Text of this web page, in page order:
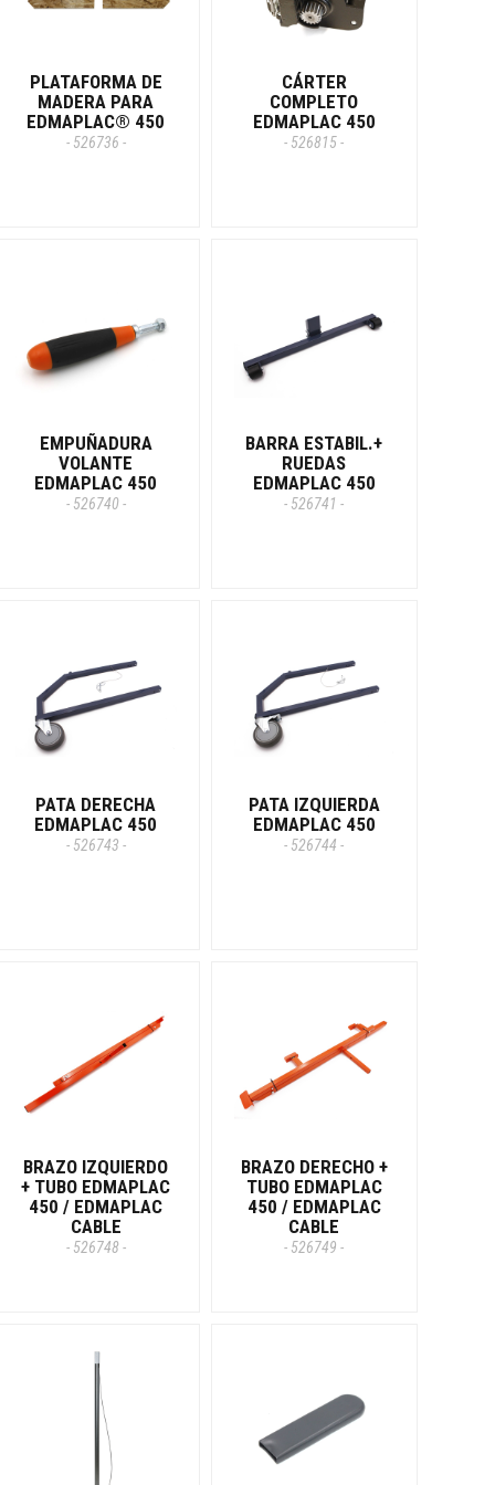
PLATAFORMA DE
MADERA PARA
EDMAPLAC® 450
- 526736 -
CÁRTER
COMPLETO
EDMAPLAC 450
- 526815 -
EMPUÑADURA
VOLANTE
EDMAPLAC 450
- 526740 -
BARRA ESTABIL.+
RUEDAS
EDMAPLAC 450
- 526741 -
PATA DERECHA
EDMAPLAC 450
- 526743 -
PATA IZQUIERDA
EDMAPLAC 450
- 526744 -
BRAZO IZQUIERDO
+ TUBO EDMAPLAC
450 / EDMAPLAC
CABLE
- 526748 -
BRAZO DERECHO +
TUBO EDMAPLAC
450 / EDMAPLAC
CABLE
- 526749 -